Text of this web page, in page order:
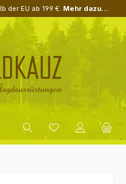
der EU ab 199 €. Mehr dazu...